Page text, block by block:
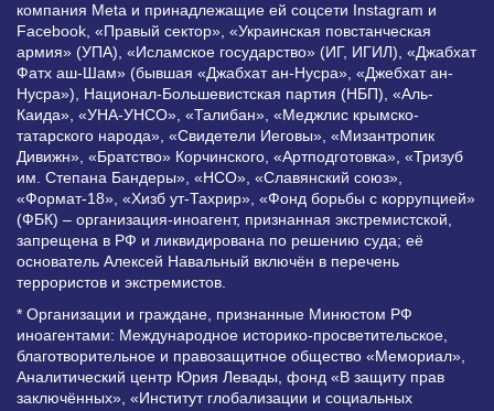
компания Meta и принадлежащие ей соцсети Instagram и
Facebook, «Правый сектор», «Украинская повстанческая
армия» (УПА), «Исламское государство» (ИГ, ИГИЛ), «Джабхат
Фатх аш-Шам» (бывшая «Джабхат ан-Нусра», «Джебхат ан-
Нусра»), Национал-Большевистская партия (НБП), «Аль-
Каида», «УНА-УНСО», «Талибан», «Меджлис крымско-
татарского народа», «Свидетели Иеговы», «Мизантропик
Дивижн», «Братство» Корчинского, «Артподготовка», «Тризуб
им. Степана Бандеры», «НСО», «Славянский союз»,
«Формат-18», «Хизб ут-Тахрир», «Фонд борьбы с коррупцией»
(ФБК) – организация-иноагент, признанная экстремистской,
запрещена в РФ и ликвидирована по решению суда; её
основатель Алексей Навальный включён в перечень
террористов и экстремистов.
* Организации и граждане, признанные Минюстом РФ
иноагентами: Международное историко-просветительское,
благотворительное и правозащитное общество «Мемориал»,
Аналитический центр Юрия Левады, фонд «В защиту прав
заключённых», «Институт глобализации и социальных